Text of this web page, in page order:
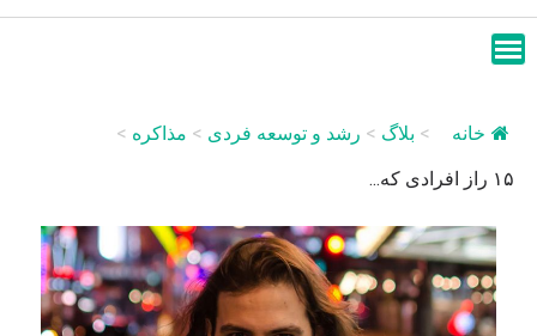
n
خانه > بلاگ > رشد و توسعه فردی > مذاکره >
۱۵ راز افرادی که...